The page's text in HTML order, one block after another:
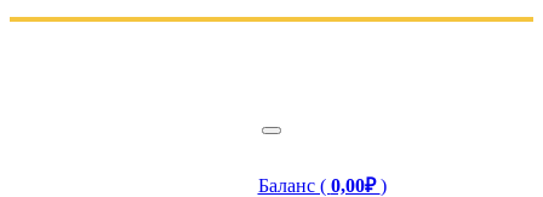
Баланс ( 0,00₽)